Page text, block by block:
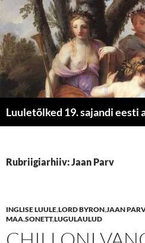
Luuletõlked 19. sajandi eesti
Rubriigiarhiiv: Jaan Parv
INGLISE LUULE,LORD BYRON,JAAN PARV
MAA,SONETT,LUGULAULUD